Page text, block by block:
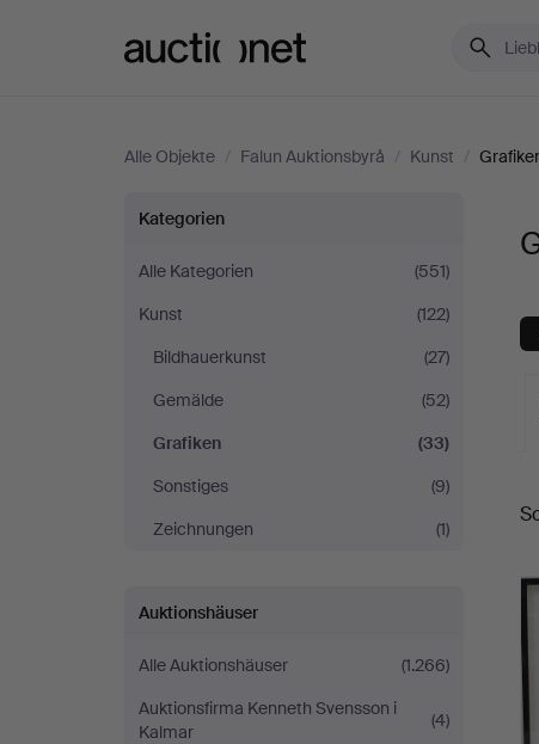
Alle Objekte / Falun Auktionsbyrå / Kunst /
Grafiken
bei
Falun
Auktionsbyrå
Kategorien
Alle Kategorien
(551)
Kunst
(122)
Bildhauerkunst
(27)
Gemälde
(52)
Grafiken
(33)
Sonstiges
(9)
Zeichnungen
(1)
Auktionshäuser
Alle Auktionshäuser
(1.266)
Auktionsfirma Kenneth Svensson i
Kalmar
(4)